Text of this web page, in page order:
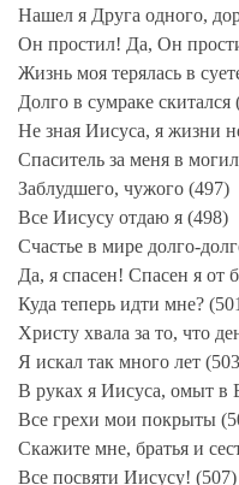
Нашел я Друга одного,
Он простил! Да, Он
Жизнь моя терялась в
Долго в сумраке скитался
Не зная Иисуса, я жизни
Спаситель за меня в
Заблудшего, чужого (497)
Все Иисусу отдаю я (498)
Счастье в мире долго-
Да, я спасен! Спасен я от
Куда теперь идти мне?
Христу хвала за то, что
Я искал так много лет
В руках я Иисуса, омыт в
Все грехи мои покрыты
Скажите мне, братья и
Все посвяти Иисусу! (507)